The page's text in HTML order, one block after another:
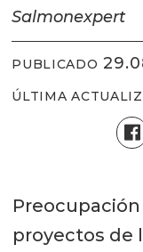
Salmonexpert
PUBLICADO
ÚLTIMA
proyectos de